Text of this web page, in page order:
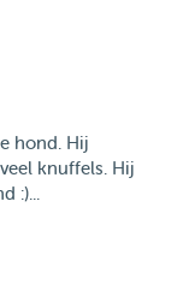
hond. Hij
knuffels. Hij
:)...